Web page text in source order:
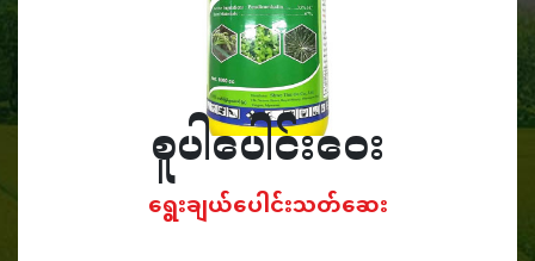
စူပါပေါင်းဝေး
ရွေးချယ်ပေါင်းသတ်ဆေး